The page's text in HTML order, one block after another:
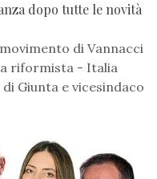
dopo tutte le novità
di Vannacci
riformista - Italia
Giunta e vicesindaco